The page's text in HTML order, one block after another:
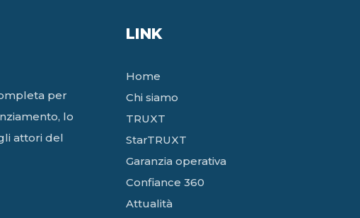
per
lo
attori del
LINK
Home
Chi siamo
TRUXT
StarTRUXT
Garanzia operativa
Confiance 360
Attualità